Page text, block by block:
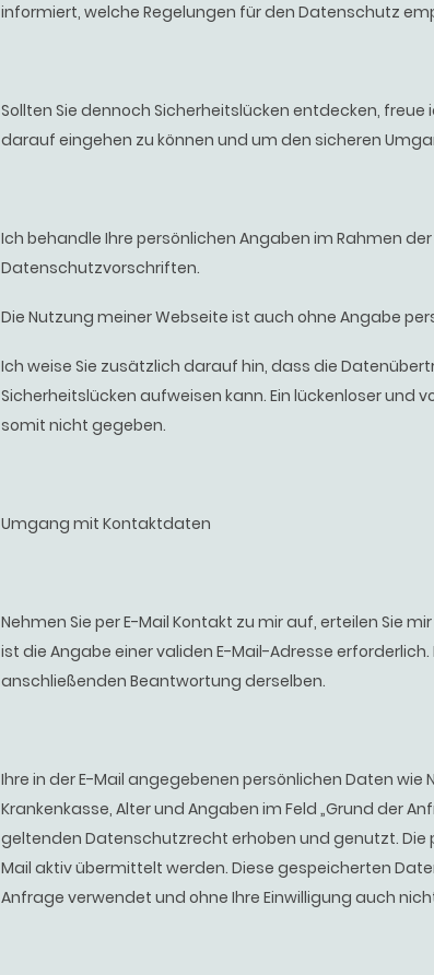
informiert, welche Regelungen für den Datenschutz
Sollten Sie dennoch Sicherheitslücken entdecken,
darauf eingehen zu können und um den sicheren
Ich behandle Ihre persönlichen Angaben im Rahmen
Datenschutzvorschriften.
Die Nutzung meiner Webseite ist auch ohne Angabe
Ich weise Sie zusätzlich darauf hin, dass die
Sicherheitslücken aufweisen kann. Ein lückenloser
somit nicht gegeben.
Umgang mit Kontaktdaten
Nehmen Sie per E-Mail Kontakt zu mir auf, erteilen Sie
ist die Angabe einer validen E-Mail-Adresse
anschließenden Beantwortung derselben.
Ihre in der E-Mail angegebenen persönlichen Daten
Krankenkasse, Alter und Angaben im Feld „Grund der
geltenden Datenschutzrecht erhoben und genutzt. Die
Mail aktiv übermittelt werden. Diese gespeicherten
Anfrage verwendet und ohne Ihre Einwilligung auch